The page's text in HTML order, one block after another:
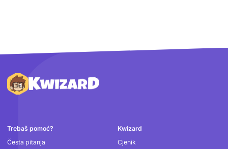
Podnožje
Trebaš pomoć?
Česta pitanja
Kwizard
Cjenik